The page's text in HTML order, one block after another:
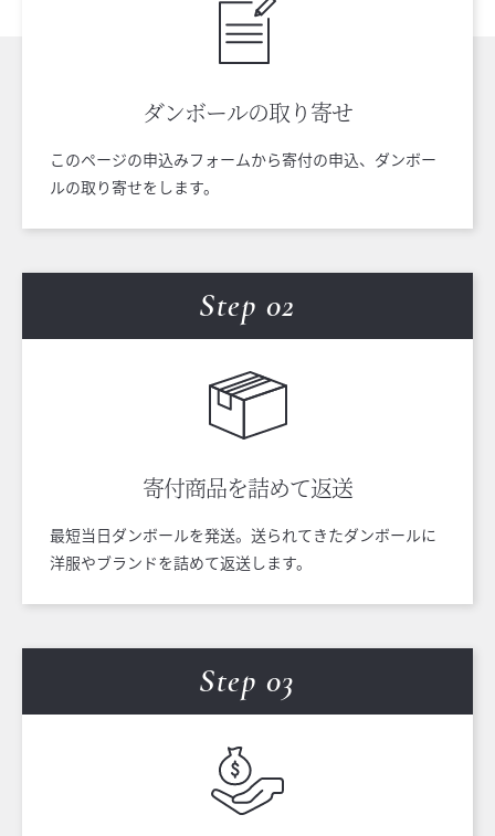
ダンボールの取り寄せ
このページの申込みフォームから寄付の申込、ダンボー
ルの取り寄せをします。
Step 02
寄付商品を詰めて返送
最短当日ダンボールを発送。送られてきたダンボールに
洋服やブランドを詰めて返送します。
Step 03